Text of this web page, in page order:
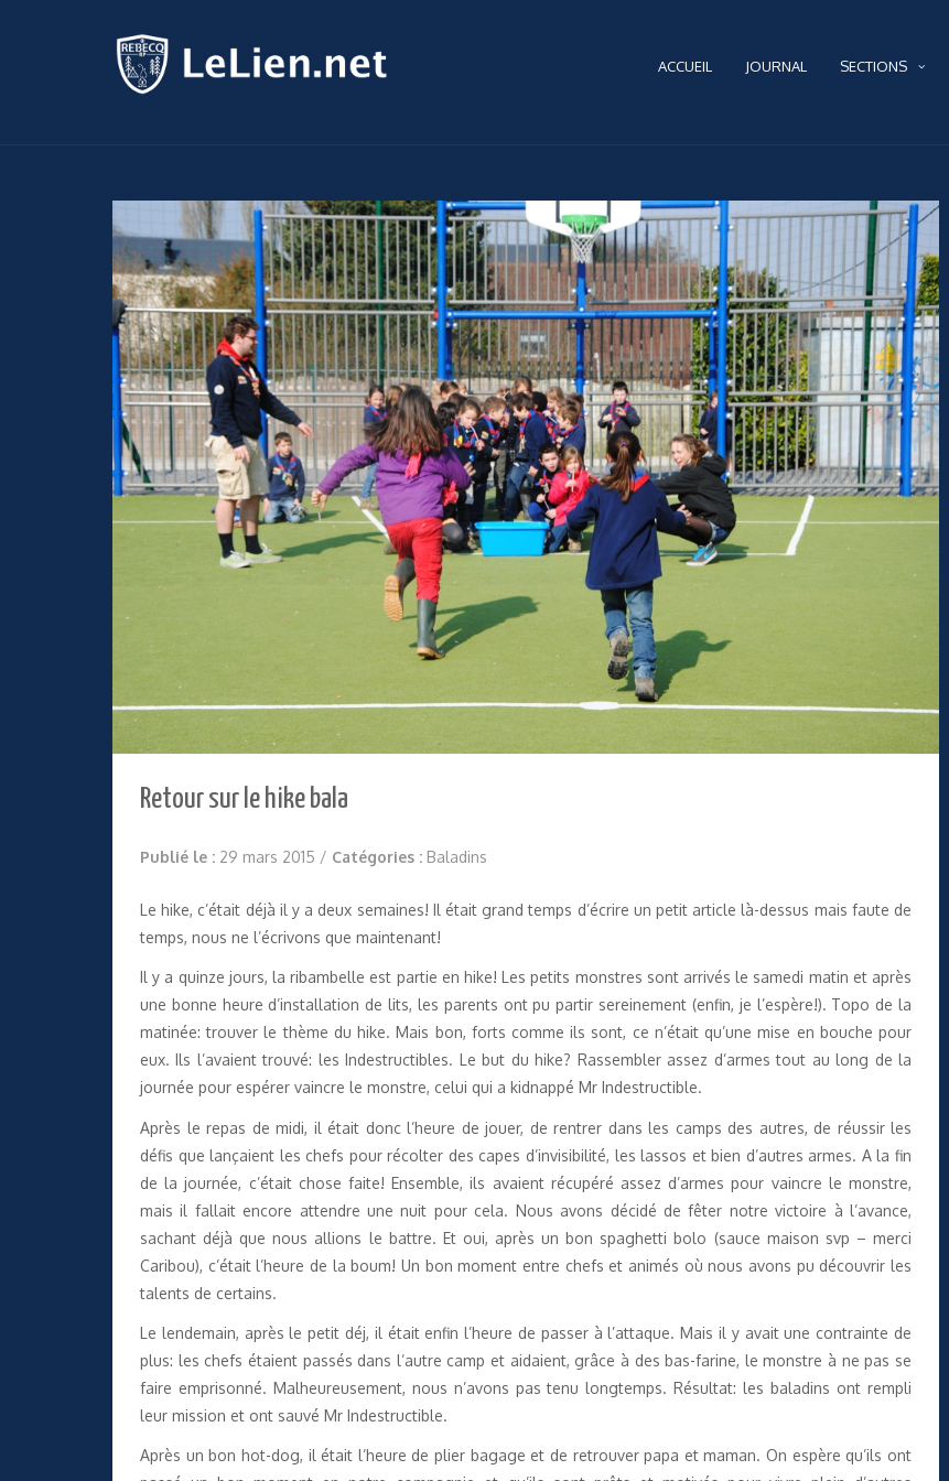
ACCUEIL JOURNAL SECTIONS
Retour sur le hike bala
Publié le : 29 mars 2015 / Catégories : Baladins
Le hike, c’était déjà il y a deux semaines! Il était grand temps d’écrire un petit article là-dessus mais faute de
temps, nous ne l’écrivons que maintenant!
Il y a quinze jours, la ribambelle est partie en hike! Les petits monstres sont arrivés le samedi matin et après
une bonne heure d’installation de lits, les parents ont pu partir sereinement (enfin, je l’espère!). Topo de la
matinée: trouver le thème du hike. Mais bon, forts comme ils sont, ce n’était qu’une mise en bouche pour
eux. Ils l’avaient trouvé: les Indestructibles. Le but du hike? Rassembler assez d’armes tout au long de la
journée pour espérer vaincre le monstre, celui qui a kidnappé Mr Indestructible.
Après le repas de midi, il était donc l’heure de jouer, de rentrer dans les camps des autres, de réussir les
défis que lançaient les chefs pour récolter des capes d’invisibilité, les lassos et bien d’autres armes. A la fin
de la journée, c’était chose faite! Ensemble, ils avaient récupéré assez d’armes pour vaincre le monstre,
mais il fallait encore attendre une nuit pour cela. Nous avons décidé de fêter notre victoire à l’avance,
sachant déjà que nous allions le battre. Et oui, après un bon spaghetti bolo (sauce maison svp – merci
Caribou), c’était l’heure de la boum! Un bon moment entre chefs et animés où nous avons pu découvrir les
talents de certains.
Le lendemain, après le petit déj, il était enfin l’heure de passer à l’attaque. Mais il y avait une contrainte de
plus: les chefs étaient passés dans l’autre camp et aidaient, grâce à des bas-farine, le monstre à ne pas se
faire emprisonné. Malheureusement, nous n’avons pas tenu longtemps. Résultat: les baladins ont rempli
leur mission et ont sauvé Mr Indestructible.
Après un bon hot-dog, il était l’heure de plier bagage et de retrouver papa et maman. On espère qu’ils ont